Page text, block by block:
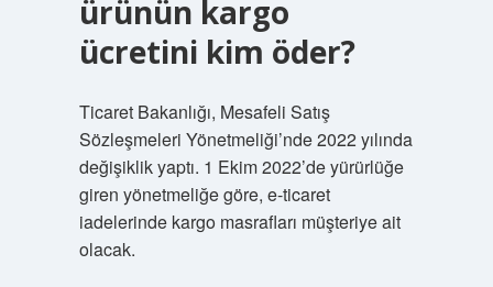
ürünün kargo
ücretini kim öder?
Ticaret Bakanlığı, Mesafeli Satış
Sözleşmeleri Yönetmeliği’nde 2022 yılında
değişiklik yaptı. 1 Ekim 2022’de yürürlüğe
giren yönetmeliğe göre, e-ticaret
iadelerinde kargo masrafları müşteriye ait
olacak.